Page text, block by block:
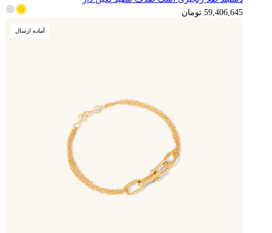
14,851,661 تومان
59,406,645 تومان
آماده ارسال